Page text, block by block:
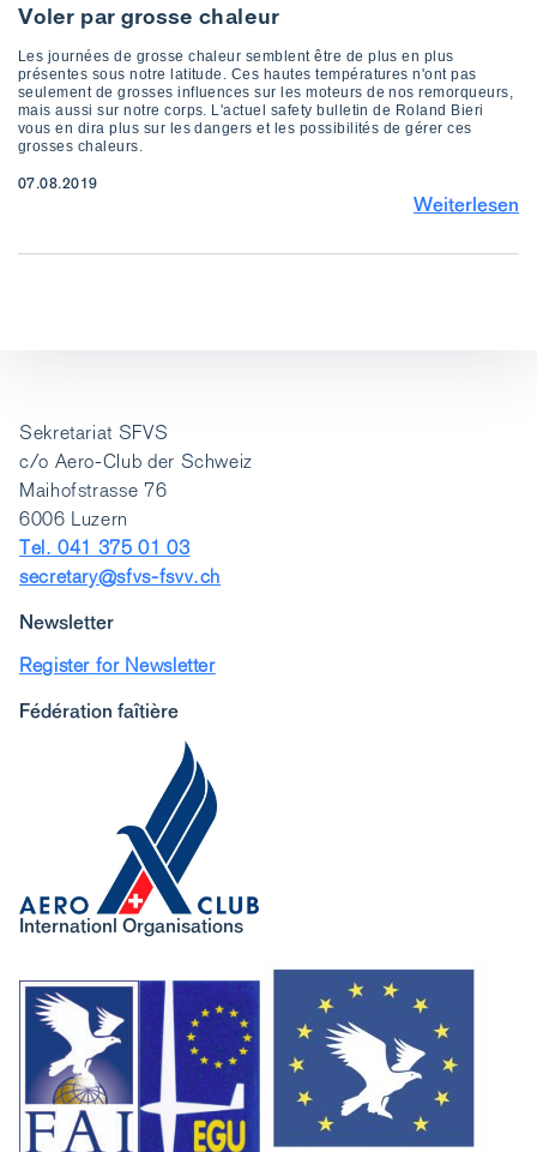
Voler par grosse chaleur
Les journées de grosse chaleur semblent être de plus en plus
présentes sous notre latitude. Ces hautes températures n'ont pas
seulement de grosses influences sur les moteurs de nos remorqueurs,
mais aussi sur notre corps. L'actuel safety bulletin de Roland Bieri
vous en dira plus sur les dangers et les possibilités de gérer ces
grosses chaleurs.
07.08.2019
Weiterlesen
Sekretariat SFVS
c/o Aero-Club der Schweiz
Maihofstrasse 76
6006 Luzern
Tel. 041 375 01 03
secretary@sfvs-fsvv.ch
Newsletter
Register for Newsletter
Fédération faîtière
Internationl Organisations